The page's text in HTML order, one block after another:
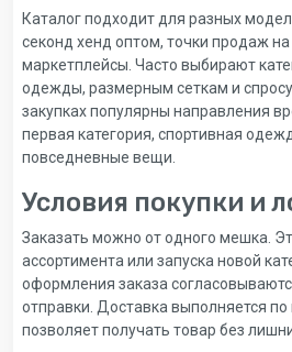
Каталог подходит для разных
секонд хенд оптом, точки продаж
маркетплейсы. Часто выбирают
одежды, размерным сеткам и
закупках популярны направления
первая категория, спортивная
повседневные вещи.
Условия покупки и
Заказать можно от одного мешка.
ассортимента или запуска новой
оформления заказа
отправки. Доставка выполняется по
позволяет получать товар без